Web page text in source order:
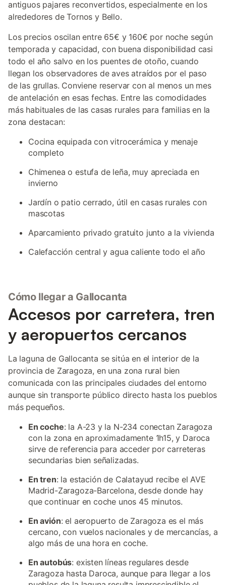
antiguos pajares reconvertidos, especialmente en los
alrededores de Tornos y Bello.
Los precios oscilan entre 65€ y 160€ por noche según
temporada y capacidad, con buena disponibilidad casi
todo el año salvo en los puentes de otoño, cuando
llegan los observadores de aves atraídos por el paso
de las grullas. Conviene reservar con al menos un mes
de antelación en esas fechas. Entre las comodidades
más habituales de las casas rurales para familias en la
zona destacan:
Cocina equipada con vitrocerámica y menaje
completo
Chimenea o estufa de leña, muy apreciada en
invierno
Jardín o patio cerrado, útil en casas rurales con
mascotas
Aparcamiento privado gratuito junto a la vivienda
Calefacción central y agua caliente todo el año
Cómo llegar a Gallocanta
Accesos por carretera, tren
y aeropuertos cercanos
La laguna de Gallocanta se sitúa en el interior de la
provincia de Zaragoza, en una zona rural bien
comunicada con las principales ciudades del entorno
aunque sin transporte público directo hasta los pueblos
más pequeños.
En coche: la A-23 y la N-234 conectan Zaragoza
con la zona en aproximadamente 1h15, y Daroca
sirve de referencia para acceder por carreteras
secundarias bien señalizadas.
En tren: la estación de Calatayud recibe el AVE
Madrid-Zaragoza-Barcelona, desde donde hay
que continuar en coche unos 45 minutos.
En avión: el aeropuerto de Zaragoza es el más
cercano, con vuelos nacionales y de mercancías, a
algo más de una hora en coche.
En autobús: existen líneas regulares desde
Zaragoza hasta Daroca, aunque para llegar a los